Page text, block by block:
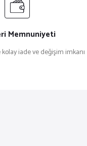
Memnuniyeti
iade ve değişim imkanı